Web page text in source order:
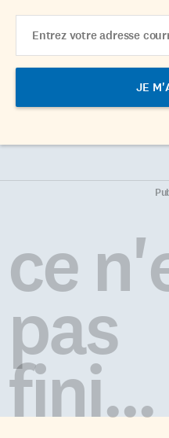
Address
ce
pas
fini...